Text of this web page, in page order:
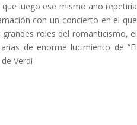
luego ese mismo año repetiría
con un concierto en el que
roles del romanticismo, el
de enorme lucimiento de “El
Verdi